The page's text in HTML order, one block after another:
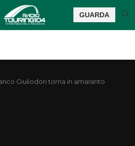
GUARDA
Giuliodori torna in amaranto